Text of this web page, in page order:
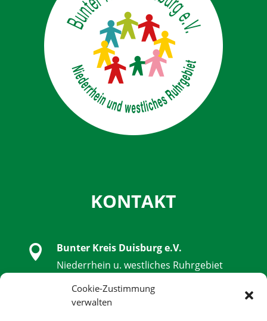
Cookie-Zustimmung
verwalten
KONTAKT

Bunter Kreis Duisburg e.V.
Niederrhein u. westliches Ruhrgebiet